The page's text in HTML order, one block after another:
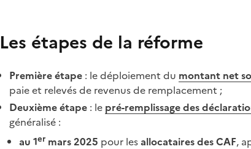
Les étapes de la réforme
Première étape : le déploiement du montant net
paie et relevés de revenus de remplacement ;
Deuxième étape : le pré-remplissage des
généralisé :
au 1er mars 2025 pour lesallocataires des CAF,